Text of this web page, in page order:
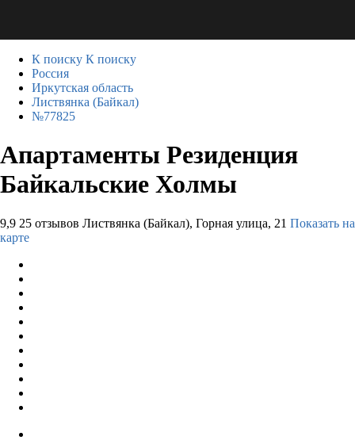
К поиску К поиску
Россия
Иркутская область
Листвянка (Байкал)
№77825
Апартаменты Резиденция
Байкальские Холмы
9,9 25 отзывов Листвянка (Байкал), Горная улица, 21 Показать на
карте